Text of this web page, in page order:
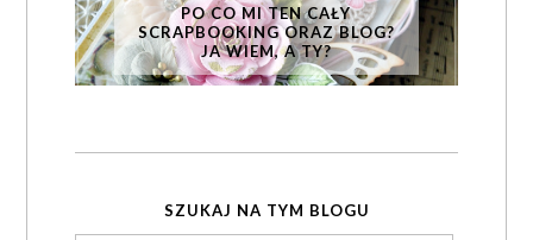
PO CO MI TEN CAŁY
SCRAPBOOKING ORAZ BLOG?
JA WIEM, A TY?
SZUKAJ NA TYM BLOGU